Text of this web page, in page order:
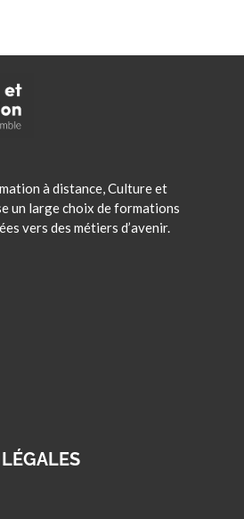
à distance, Culture et
un large choix de formations
vers des métiers d’avenir.